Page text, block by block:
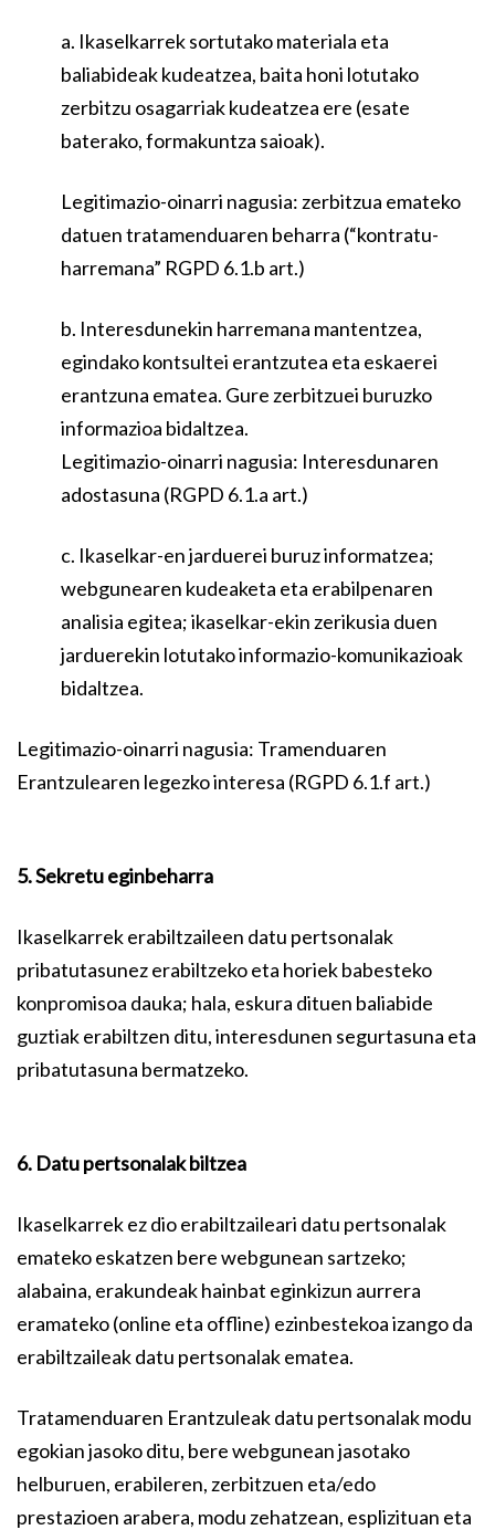
a. Ikaselkarrek sortutako materiala eta
baliabideak kudeatzea, baita honi lotutako
zerbitzu osagarriak kudeatzea ere (esate
baterako, formakuntza saioak).
Legitimazio-oinarri nagusia: zerbitzua emateko
datuen tratamenduaren beharra (“kontratu-
harremana” RGPD 6.1.b art.)
b. Interesdunekin harremana mantentzea,
egindako kontsultei erantzutea eta eskaerei
erantzuna ematea. Gure zerbitzuei buruzko
informazioa bidaltzea.
Legitimazio-oinarri nagusia: Interesdunaren
adostasuna (RGPD 6.1.a art.)
c. Ikaselkar-en jarduerei buruz informatzea;
webgunearen kudeaketa eta erabilpenaren
analisia egitea; ikaselkar-ekin zerikusia duen
jarduerekin lotutako informazio-komunikazioak
bidaltzea.
Legitimazio-oinarri nagusia: Tramenduaren
Erantzulearen legezko interesa (RGPD 6.1.f art.)
5. Sekretu eginbeharra
Ikaselkarrek erabiltzaileen datu pertsonalak
pribatutasunez erabiltzeko eta horiek babesteko
konpromisoa dauka; hala, eskura dituen baliabide
guztiak erabiltzen ditu, interesdunen segurtasuna eta
pribatutasuna bermatzeko.
6. Datu pertsonalak biltzea
Ikaselkarrek ez dio erabiltzaileari datu pertsonalak
emateko eskatzen bere webgunean sartzeko;
alabaina, erakundeak hainbat eginkizun aurrera
eramateko (online eta offline) ezinbestekoa izango da
erabiltzaileak datu pertsonalak ematea.
Tratamenduaren Erantzuleak datu pertsonalak modu
egokian jasoko ditu, bere webgunean jasotako
helburuen, erabileren, zerbitzuen eta/edo
prestazioen arabera, modu zehatzean, esplizituan eta